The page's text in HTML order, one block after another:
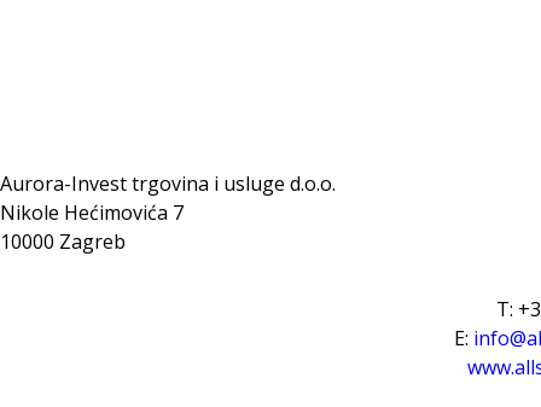
Aurora-Invest trgovina i usluge d.o.o.
Nikole Hećimovića 7
10000 Zagreb
T:
E: